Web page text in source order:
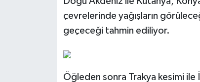
çevrelerinde yağışların
geçeceği tahmin ediliyor.
Öğleden sonra Trakya kesimi ile